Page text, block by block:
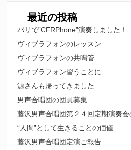
最近の投稿
パリで”CFRPhone”演奏しました！
ヴィブラフォンのレッスン
ヴィブラフォンの共鳴管
ヴィブラフォン習うことに
源さんも帰ってきました
男声合唱団の団員募集
藤沢男声合唱団第２４回定期演奏会
“人間”として生きることの価値
藤沢男声合唱団定演ご報告